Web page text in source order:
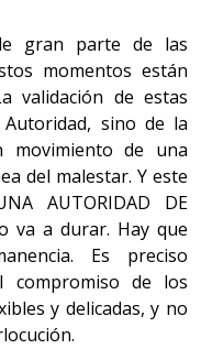
gran parte de las
momentos están
validación de estas
sino de la
movimiento de una
del malestar. Y este
AUTORIDAD DE
va a durar. Hay que
Es preciso
de los
y delicadas, y no